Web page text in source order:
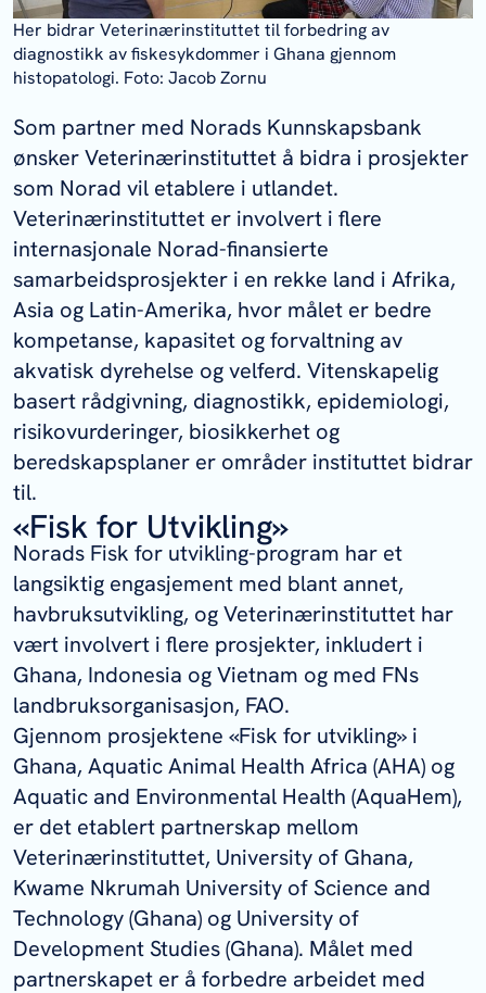
Her bidrar Veterinærinstituttet til forbedring av
diagnostikk av fiskesykdommer i Ghana gjennom
histopatologi. Foto: Jacob Zornu
Som partner med Norads Kunnskapsbank
ønsker Veterinærinstituttet å bidra i prosjekter
som Norad vil etablere i utlandet.
Veterinærinstituttet er involvert i flere
internasjonale Norad-finansierte
samarbeidsprosjekter i en rekke land i Afrika,
Asia og Latin-Amerika, hvor målet er bedre
kompetanse, kapasitet og forvaltning av
akvatisk dyrehelse og velferd. Vitenskapelig
basert rådgivning, diagnostikk, epidemiologi,
risikovurderinger, biosikkerhet og
beredskapsplaner er områder instituttet bidrar
til.
«Fisk for Utvikling»
Norads Fisk for utvikling-program har et
langsiktig engasjement med blant annet,
havbruksutvikling, og Veterinærinstituttet har
vært involvert i flere prosjekter, inkludert i
Ghana, Indonesia og Vietnam og med FNs
landbruksorganisasjon, FAO.
Gjennom prosjektene «Fisk for utvikling» i
Ghana, Aquatic Animal Health Africa (AHA) og
Aquatic and Environmental Health (AquaHem),
er det etablert partnerskap mellom
Veterinærinstituttet, University of Ghana,
Kwame Nkrumah University of Science and
Technology (Ghana) og University of
Development Studies (Ghana). Målet med
partnerskapet er å forbedre arbeidet med